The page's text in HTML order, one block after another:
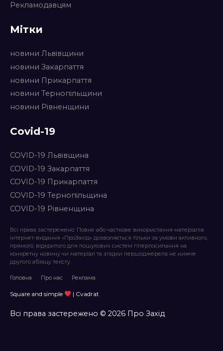
Рекламодавцям
Мітки
новини Львівщини
новини Закарпаття
новини Прикарпаття
новини Тернопільщини
новини Рівненщини
Covid-19
COVID-19 Львівщина
COVID-19 Закарпаття
COVID-19 Прикарпаття
COVID-19 Тернопільщина
COVID-19 Рівненщина
Всі права застережено. Повне або часткове використання матеріалів
інтернет-видання «ПроЗахід» дозволяється тільки за умови активного,
прямого, відкритого для пошукових систем гіперпосилання на
конкретну новину чи матеріал та згадки першоджерела не нижче
другого абзацу тексту.
Головна Про нас Реклама
Square and simple | Cvadrat
Всі права застережено © 2026 Про Захід